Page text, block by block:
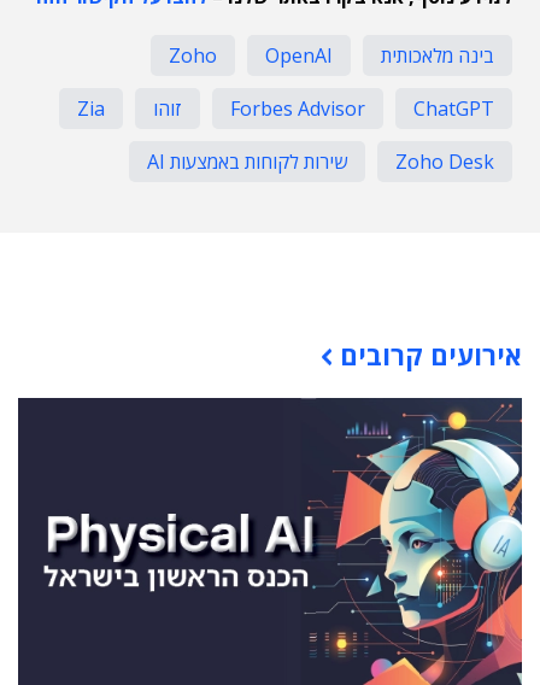
בינה מלאכותית OpenAI
Zoho
ChatGPT
Forbes Advisor זוהו
Zia
Zoho Desk
שירות לקוחות באמצעות AI
אירועים קרובים